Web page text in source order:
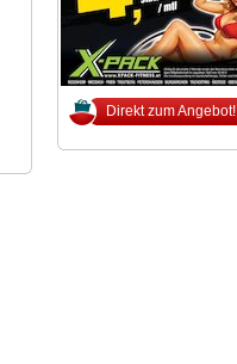
Direkt zum Angebot!